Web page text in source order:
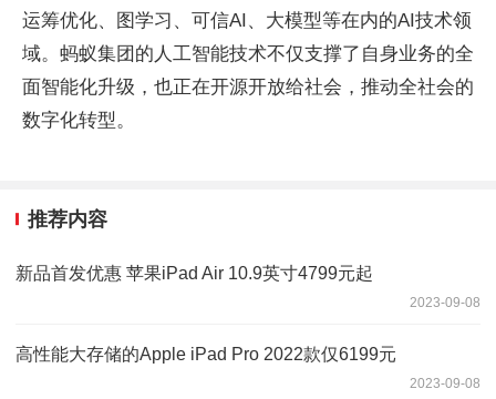
运筹优化、图学习、可信AI、大模型等在内的AI技术领
域。蚂蚁集团的人工智能技术不仅支撑了自身业务的全
面智能化升级，也正在开源开放给社会，推动全社会的
数字化转型。
推荐内容
新品首发优惠 苹果iPad Air 10.9英寸4799元起
2023-09-08
高性能大存储的Apple iPad Pro 2022款仅6199元
2023-09-08